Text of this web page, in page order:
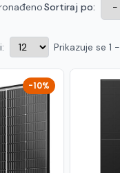
EN
Sortiraj po:
Prikazuje se 1
-10%